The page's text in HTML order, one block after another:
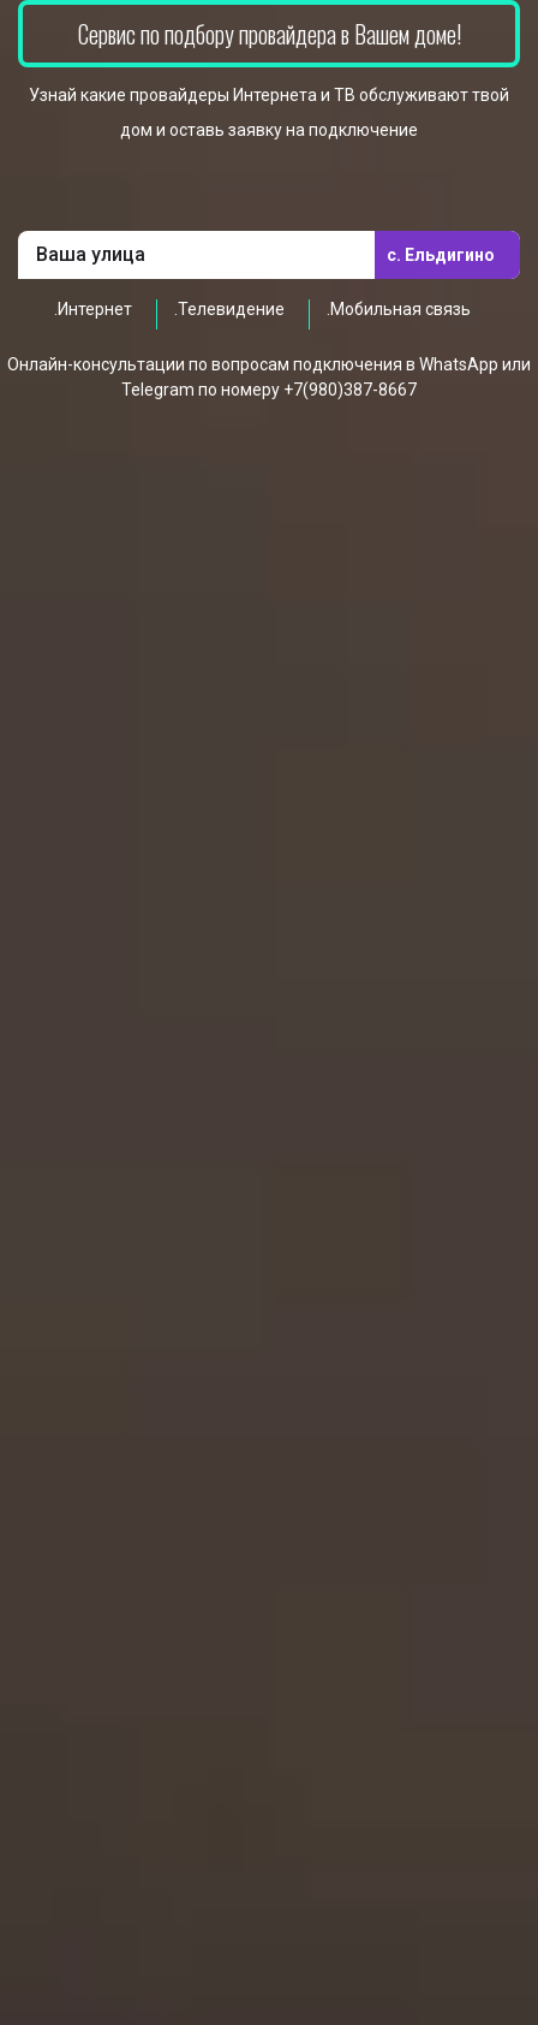
Сервис по подбору провайдера в Вашем доме!
Узнай какие провайдеры Интернета и ТВ обслуживают твой
дом и оставь заявку на подключение
с. Ельдигино
.Интернет .Телевидение .Мобильная связь
Онлайн-консультации по вопросам подключения в WhatsApp или
Telegram по номеру +7(980)387-8667